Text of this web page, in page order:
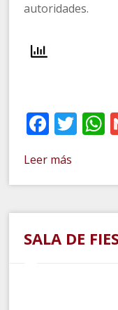
autoridades.
Leer más
SALA DE